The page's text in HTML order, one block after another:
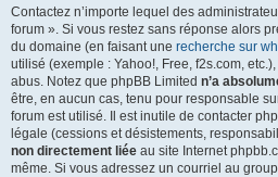
Contactez n’importe lequel des
forum ». Si vous restez sans réponse alors
du domaine (en faisant une recherche sur
utilisé (exemple : Yahoo!, Free, f2s.com,
abus. Notez que phpBB Limited n’a
être, en aucun cas, tenu pour responsable
forum est utilisé. Il est inutile de contacter
légale (cessions et désistements,
non directement liée au site Internet
même. Si vous adressez un courriel au